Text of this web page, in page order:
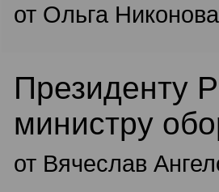
от Ольга Никонова
Президенту
министру
от Вячеслав